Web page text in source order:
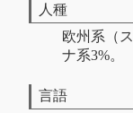
人種
欧州系（
ナ系3%。
言語